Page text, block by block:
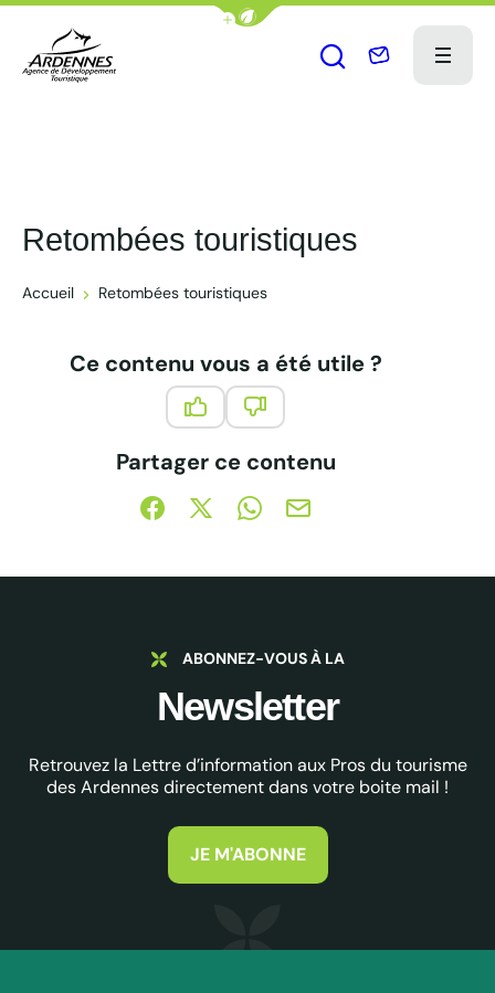
Afficher la barre de navigation du
Ouvrir le
Nous Menu
Retombées touristiques
Accueil Retombées touristiques
Ce contenu vous a été utile ?
Partager ce contenu
Partager sur Facebook (nouvelle fenêtre)
Partager sur X / Twitter (nouvelle
Partager sur WhatsApp
Partager par mail
ABONNEZ-VOUS À LA
Newsletter
Retrouvez la Lettre d’information aux Pros du tourisme
des Ardennes directement dans votre boite mail !
JE M'ABONNE